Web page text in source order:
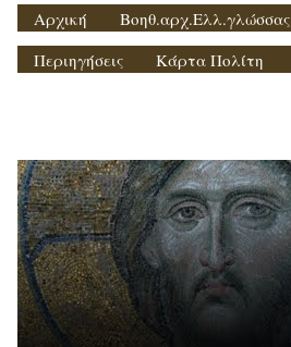
Αρχική Βοηθ.αρχ.Ελλ.γλώσσας
Περιηγήσεις
Κάρτα Πολίτη